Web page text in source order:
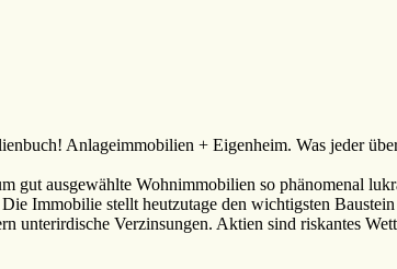
Anlageimmobilien + Eigenheim. Was jeder
ausgewählte Wohnimmobilien so phänomenal
Immobilie stellt heutzutage den wichtigsten
unterirdische Verzinsungen. Aktien sind riskantes